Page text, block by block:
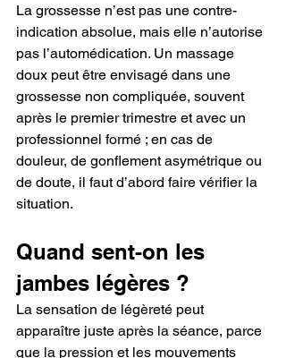
La grossesse n’est pas une contre-
indication absolue, mais elle n’autorise
pas l’automédication. Un massage
doux peut être envisagé dans une
grossesse non compliquée, souvent
après le premier trimestre et avec un
professionnel formé ; en cas de
douleur, de gonflement asymétrique ou
de doute, il faut d’abord faire vérifier la
situation.
Quand sent-on les
jambes légères ?
La sensation de légèreté peut
apparaître juste après la séance, parce
que la pression et les mouvements